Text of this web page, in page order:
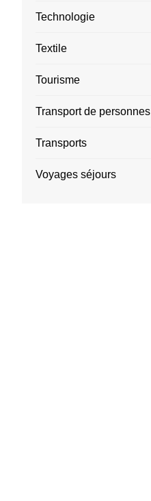
Technologie
Textile
Tourisme
Transport de personnes
Transports
Voyages séjours